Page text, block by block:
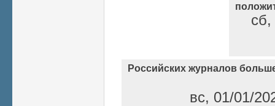
Российских журналов
вс, 01/01/